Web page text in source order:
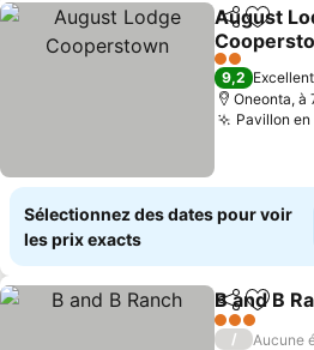
Partager
August
2 Étoiles
9,2 Excellent
Oneonta, à
Pavillon
Sélectionnez des dates pour voir
les prix exacts
Partager
B and B
3 Étoiles
/
Aucune